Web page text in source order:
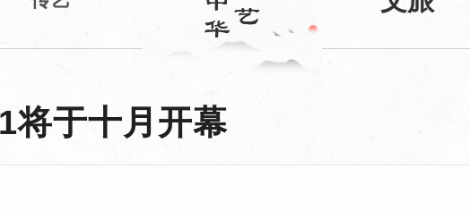
将于十月开幕